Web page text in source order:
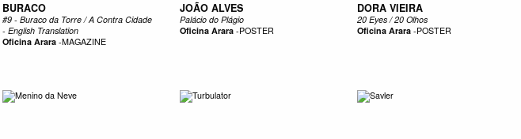
BURACO
#9 - Buraco da Torre / A Contra Cidade
- English Translation
Oficina Arara-MAGAZINE
JOÃO ALVES
Palácio do Plágio
Oficina Arara-POSTER
DORA VIEIRA
20 Eyes / 20 Olhos
Oficina Arara-POSTER